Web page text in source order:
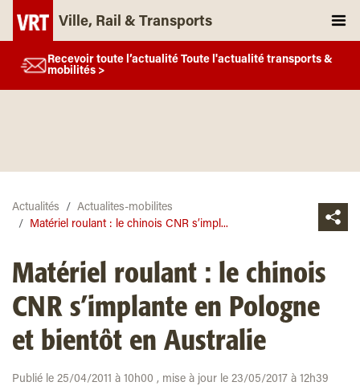
Ville, Rail & Transports
Recevoir toute l’actualité Toute l'actualité transports &
mobilités >
Actualités
Actualites-mobilites
Matériel roulant : le chinois CNR s’impl...
Matériel roulant : le chinois
CNR s’implante en Pologne
et bientôt en Australie
Publié le 25/04/2011 à 10h00 , mise à jour le 23/05/2017 à 12h39